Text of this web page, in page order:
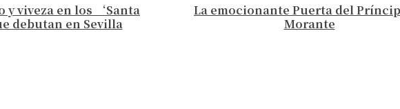
y viveza en los ‘Santa
debutan en Sevilla
La emocionante Puerta del
Morante